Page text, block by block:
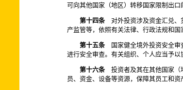
可向其他国家（地区）转移国家限制出口
第十四条 对外投资涉及资金汇兑、
产监管等，依照有关法律、行政法规和国
第十五条 国家健全境外投资安全审
进行安全审查。有关组织、个人应当予以
第十六条 投资者及其在其他国家（
员、资金、设备等资源，保障其员工和资